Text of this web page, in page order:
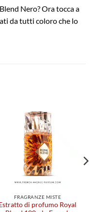
Nero? Ora tocca a
da tutti coloro che lo
FRAGRANZE MISTE
di profumo Royal